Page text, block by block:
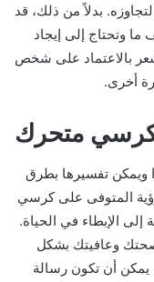
بدلاً من ذلك، قد
وتحتاج إلى إيجاد
بالاعتماد على شخص
أخرى.
كرسي متحرك
ويمكن تفسيرها بطرق
المتوفى على كرسي
الإبطاء في الحياة.
وعافيتك بشكل
أن تكون رسالة